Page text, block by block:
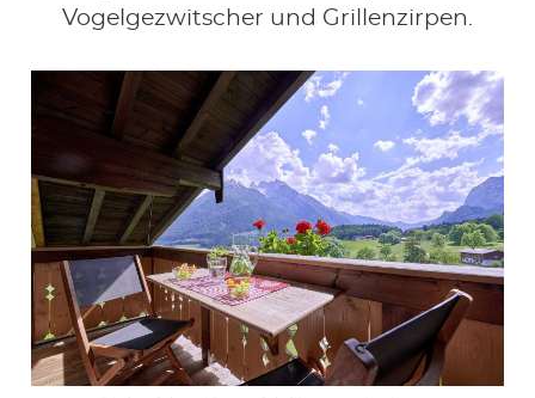
Vogelgezwitscher und Grillenzirpen.